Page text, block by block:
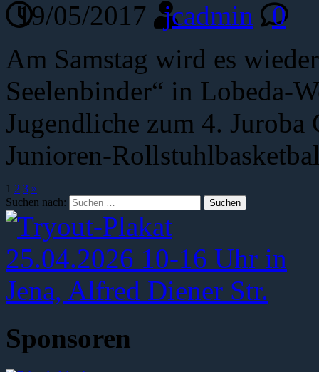
19/05/2017 jcadmin
0
Am Samstag wird es
Seelenbinder“ in Lobeda-
Jugendliche zum 4. Juroba
Junioren-
1 2 3 »
Suchen nach:
Sponsoren